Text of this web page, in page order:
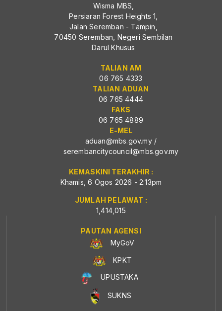
Wisma MBS,
Persiaran Forest Heights 1,
Jalan Seremban - Tampin,
70450 Seremban, Negeri Sembilan
Darul Khusus
TALIAN AM
06 765 4333
TALIAN ADUAN
06 765 4444
FAKS
06 765 4889
E-MEL
aduan@mbs.gov.my/
serembancitycouncil@mbs.gov.my
KEMASKINI TERAKHIR :
Khamis, 6 Ogos 2026 - 2:13pm
JUMLAH PELAWAT :
1,414,015
PAUTAN AGENSI
MyGoV
KPKT
UPUSTAKA
SUKNS